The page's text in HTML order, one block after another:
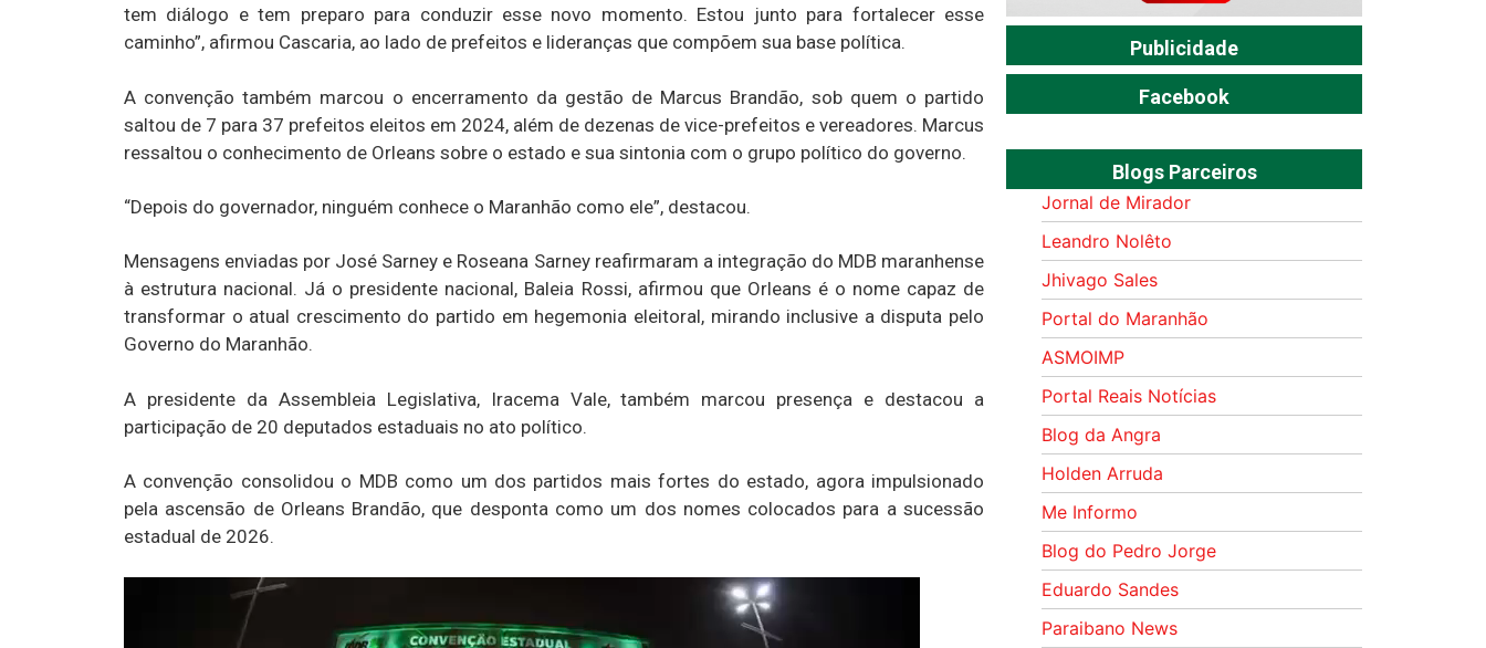
tem diálogo e tem preparo para conduzir esse novo momento. Estou junto para fortalecer esse
caminho”, afirmou Cascaria, ao lado de prefeitos e lideranças que compõem sua base política.
A convenção também marcou o encerramento da gestão de Marcus Brandão, sob quem o partido
saltou de 7 para 37 prefeitos eleitos em 2024, além de dezenas de vice-prefeitos e vereadores. Marcus
ressaltou o conhecimento de Orleans sobre o estado e sua sintonia com o grupo político do governo.
“Depois do governador, ninguém conhece o Maranhão como ele”, destacou.
Mensagens enviadas por José Sarney e Roseana Sarney reafirmaram a integração do MDB maranhense
à estrutura nacional. Já o presidente nacional, Baleia Rossi, afirmou que Orleans é o nome capaz de
transformar o atual crescimento do partido em hegemonia eleitoral, mirando inclusive a disputa pelo
Governo do Maranhão.
A presidente da Assembleia Legislativa, Iracema Vale, também marcou presença e destacou a
participação de 20 deputados estaduais no ato político.
A convenção consolidou o MDB como um dos partidos mais fortes do estado, agora impulsionado
pela ascensão de Orleans Brandão, que desponta como um dos nomes colocados para a sucessão
estadual de 2026.
Publicidade
Facebook
Blogs Parceiros
Jornal de Mirador
Leandro Nolêto
Jhivago Sales
Portal do Maranhão
ASMOIMP
Portal Reais Notí­cias
Blog da Angra
Holden Arruda
Me Informo
Blog do Pedro Jorge
Eduardo Sandes
Paraibano News